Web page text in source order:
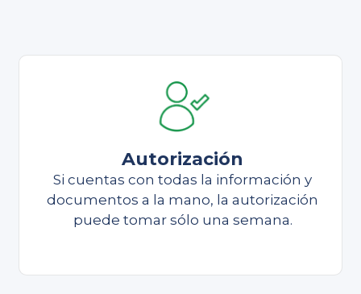
Autorización
Si cuentas con todas la información y
documentos a la mano, la autorización
puede tomar sólo una semana.